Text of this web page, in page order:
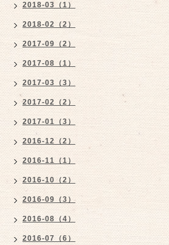
2018-03（1）
2018-02（2）
2017-09（2）
2017-08（1）
2017-03（3）
2017-02（2）
2017-01（3）
2016-12（2）
2016-11（1）
2016-10（2）
2016-09（3）
2016-08（4）
2016-07（6）